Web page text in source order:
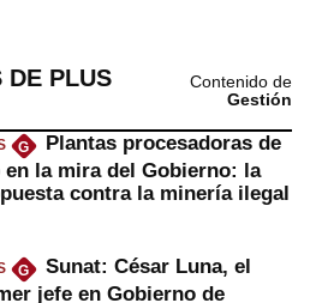
DE PLUS
Contenido de
Gestión
G
Plantas procesadoras de
en la mira del Gobierno: la
contra la minería ilegal
G
Sunat: César Luna, el
jefe en Gobierno de